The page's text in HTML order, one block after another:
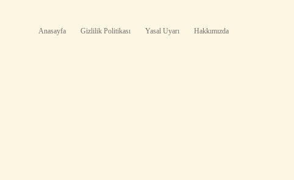
Anasayfa Gizlilik Politikası Yasal Uyarı Hakkımızda